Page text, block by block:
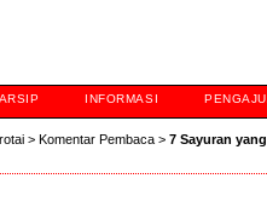
ARSIP INFORMASI
>Komentar Pembaca >7 Sayuran